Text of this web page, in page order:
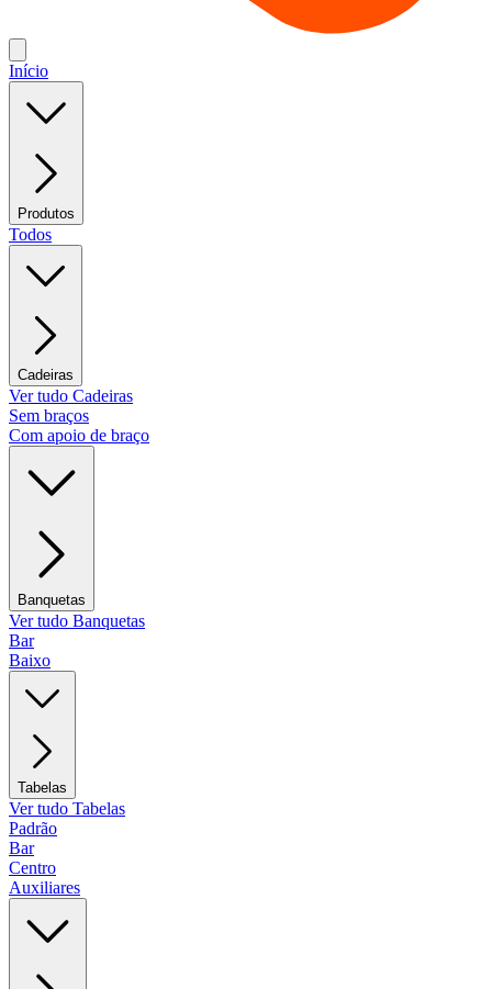
Início
Produtos
Todos
Cadeiras
Ver tudo Cadeiras
Sem braços
Com apoio de braço
Banquetas
Ver tudo Banquetas
Bar
Baixo
Tabelas
Ver tudo Tabelas
Padrão
Bar
Centro
Auxiliares